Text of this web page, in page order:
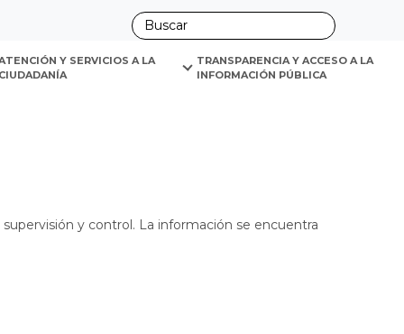
Y SERVICIOS A LA
CIUDADANÍA
TRANSPARENCIA Y ACCESO A LA
INFORMACIÓN PÚBLICA
auditoría.
y control. La información se encuentra